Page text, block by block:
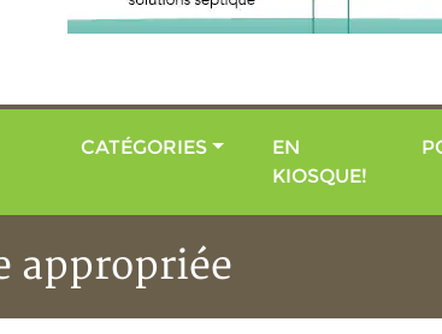
CATÉGORIES
EN
KIOSQUE!
appropriée